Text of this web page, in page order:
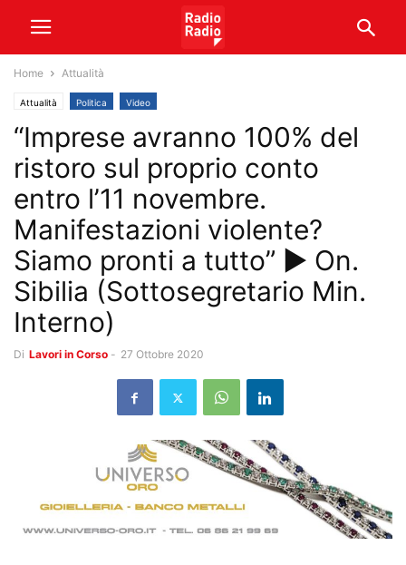
Home Attualità
Attualità Politica Video
“Imprese avranno 100% del
ristoro sul proprio conto
entro l’11 novembre.
Manifestazioni violente?
Siamo pronti a tutto” ► On.
Sibilia (Sottosegretario Min.
Interno)
Di Lavori in Corso - 27 Ottobre 2020